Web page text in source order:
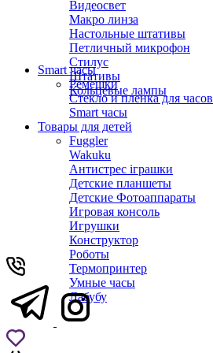
Видеосвет
Макро линза
Настольные штативы
Петличный микрофон
Стилус
Штативы
Кольцевые лампы
Smart часы
Ремешки
Стекло и пленка для часов
Smart часы
Товары для детей
Fuggler
Wakuku
Антистрес іграшки
Детские планшеты
Детские Фотоаппараты
Игровая консоль
Игрушки
Конструктор
Роботы
Термопринтер
Умные часы
Лабубу